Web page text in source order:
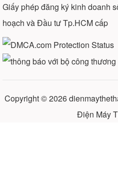
Giấy phép đăng ký kinh doanh
hoạch và Đầu tư Tp.HCM cấp
Copyright © 2026
Điện Máy